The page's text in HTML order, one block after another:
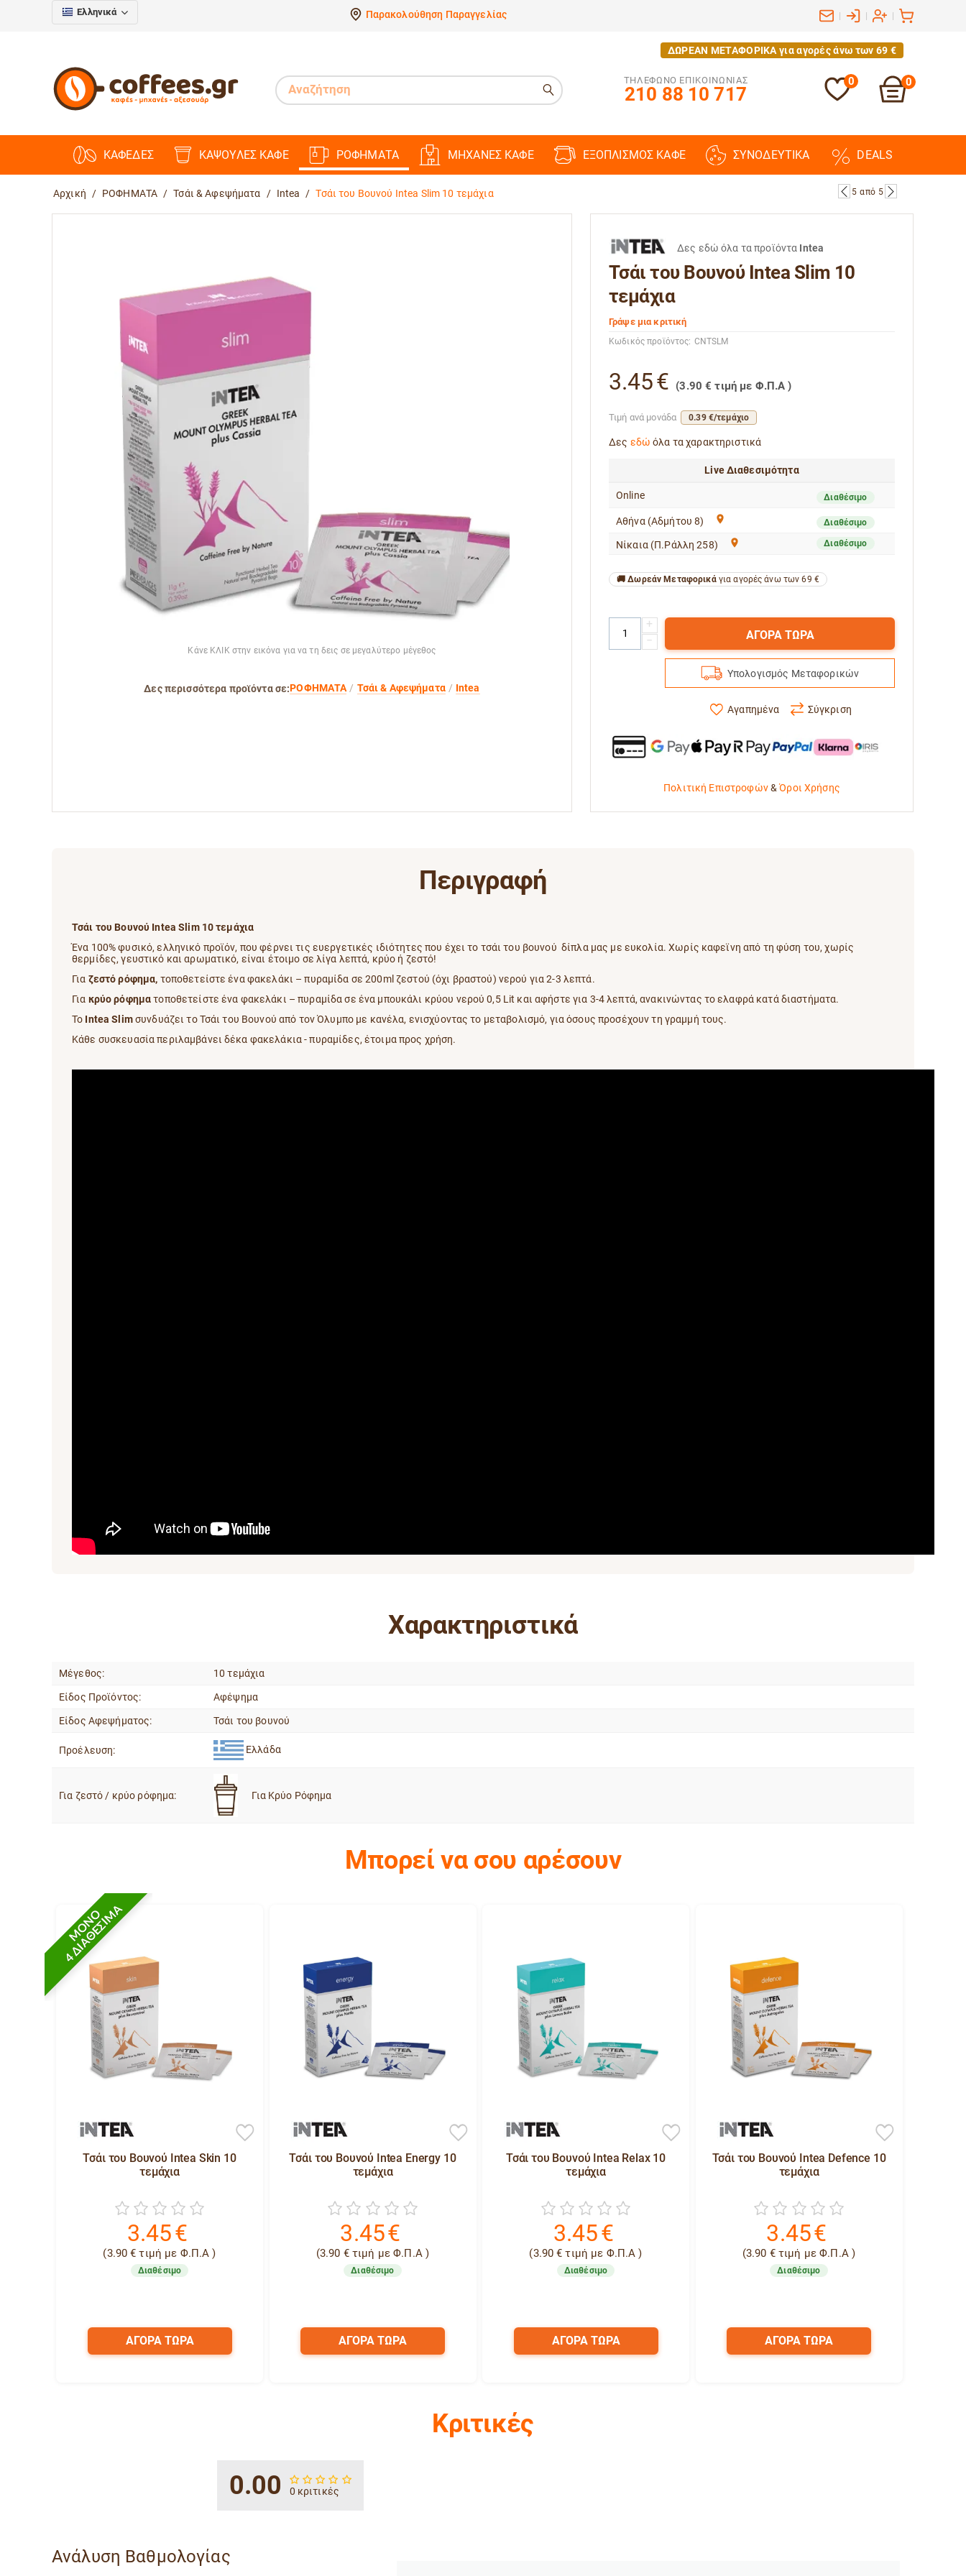
Ελληνικά Παρακολούθηση Παραγγελίας
ΔΩΡΕΑΝ ΜΕΤΑΦΟΡΙΚΑ για αγορές άνω των 69 €
ΤΗΛΕΦΩΝΟ ΕΠΙΚΟΙΝΩΝΙΑΣ
210 88 10 717
0 0
ΚΑΦΕΔΕΣ ΚΑΨΟΥΛΕΣ ΚΑΦΕ ΡΟΦΗΜΑΤΑ ΜΗΧΑΝΕΣ ΚΑΦΕ ΕΞΟΠΛΙΣΜΟΣ ΚΑΦΕ ΣΥΝΟΔΕΥΤΙΚΑ DEALS
Αρχική / ΡΟΦΗΜΑΤΑ / Τσάι & Αφεψήματα / Intea / Τσάι του Βουνού Intea Slim 10 τεμάχια 5 από 5
Κάνε ΚΛΙΚ στην εικόνα για να τη δεις σε μεγαλύτερο μέγεθος
Δες περισσότερα προϊόντα σε:ΡΟΦΗΜΑΤΑ Τσάι & Αφεψήματα Intea
Δες εδώ όλα τα προϊόντα Intea
Τσάι του Βουνού Intea Slim 10
τεμάχια
Γράψε μια κριτική
Κωδικός προϊόντος: CNTSLM
3.45€ (3.90 € τιμή με Φ.Π.Α )
Τιμή ανά μονάδα 0.39 €/τεμάχιο
Δες εδώ όλα τα χαρακτηριστικά
Live Διαθεσιμότητα
Online Διαθέσιμο
Αθήνα (Αδμήτου 8) Διαθέσιμο
Νίκαια (Π.Ράλλη 258) Διαθέσιμο
Δωρεάν Μεταφορικά για αγορές άνω των 69 €
+
−
ΑΓΟΡΑ ΤΩΡΑ
Υπολογισμός Μεταφορικών
Αγαπημένα Σύγκριση
Πολιτική Επιστροφών&Όροι Χρήσης
Περιγραφή
Τσάι του Βουνού Intea Slim 10 τεμάχια
Ένα 100% φυσικό, ελληνικό προϊόν, που φέρνει τις ευεργετικές ιδιότητες που έχει το τσάι του βουνού δίπλα μας με ευκολία. Χωρίς καφεϊνη από τη φύση του, χωρίς
θερμίδες, γευστικό και αρωματικό, είναι έτοιμο σε λίγα λεπτά, κρύο ή ζεστό!
Για ζεστό ρόφημα, τοποθετείστε ένα φακελάκι – πυραμίδα σε 200ml ζεστού (όχι βραστού) νερού για 2-3 λεπτά.
Για κρύο ρόφηματοποθετείστε ένα φακελάκι – πυραμίδα σε ένα μπουκάλι κρύου νερού 0,5 Lit και αφήστε για 3-4 λεπτά, ανακινώντας το ελαφρά κατά διαστήματα.
Το Intea Slimσυνδυάζει τo Τσάι του Βουνού από τον Όλυμπο με κανέλα, ενισχύοντας το μεταβολισμό, για όσους προσέχουν τη γραμμή τους.
Κάθε συσκευασία περιλαμβάνει δέκα φακελάκια - πυραμίδες, έτοιμα προς χρήση.
Χαρακτηριστικά
Μέγεθος: 10 τεμάχια
Είδος Προϊόντος: Αφέψημα
Είδος Αφεψήματος: Τσάι του βουνού
Προέλευση: Ελλάδα
Για ζεστό / κρύο ρόφημα: Για Κρύο Ρόφημα
Μπορεί να σου αρέσουν
ΜΟΝΟ
4 ΔΙΑΘΕΣΙΜΑ
Τσάι του Βουνού Intea Skin 10
τεμάχια
3.45€
(3.90 € τιμή με Φ.Π.Α )
Διαθέσιμο
ΑΓΟΡΑ ΤΩΡΑ
Τσάι του Βουνού Intea Energy 10
τεμάχια
3.45€
(3.90 €τιμή με Φ.Π.Α )
Διαθέσιμο
ΑΓΟΡΑ ΤΩΡΑ
Τσάι του Βουνού Intea Relax 10
τεμάχια
3.45€
(3.90 € τιμή με Φ.Π.Α )
Διαθέσιμο
ΑΓΟΡΑ ΤΩΡΑ
Τσάι του Βουνού Intea Defence 10
τεμάχια
3.45€
(3.90 €τιμή με Φ.Π.Α )
Διαθέσιμο
ΑΓΟΡΑ ΤΩΡΑ
Κριτικές
0.00 0 κριτικές
Ανάλυση Βαθμολογίας